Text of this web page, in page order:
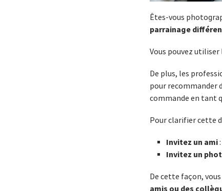
Êtes-vous
parrainage
Vous pouvez
De plus, les
pour recommander
commande en tant
Pour clarifier cette
Invitez un ami
Invitez un
De cette façon,
amis ou des